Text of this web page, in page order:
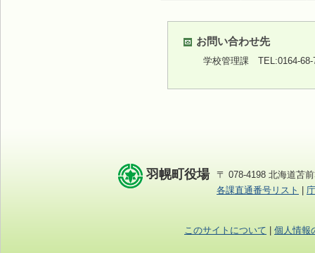
お問い合わせ先
学校管理課 TEL:0164-
羽幌町役場
〒 078-4198 北海道苫
各課直通番号リスト
このサイトについて 個人情報